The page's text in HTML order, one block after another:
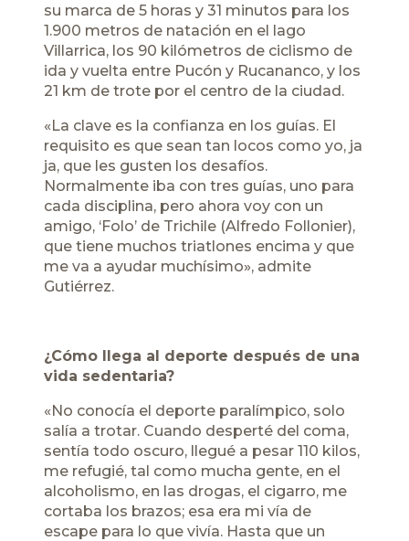
su marca de 5 horas y 31 minutos para los
1.900 metros de natación en el lago
Villarrica, los 90 kilómetros de ciclismo de
ida y vuelta entre Pucón y Rucananco, y los
21 km de trote por el centro de la ciudad.
«La clave es la confianza en los guías. El
requisito es que sean tan locos como yo, ja
ja, que les gusten los desafíos.
Normalmente iba con tres guías, uno para
cada disciplina, pero ahora voy con un
amigo, ‘Folo’ de Trichile (Alfredo Follonier),
que tiene muchos triatlones encima y que
me va a ayudar muchísimo», admite
Gutiérrez.
¿Cómo llega al deporte después de una
vida sedentaria?
«No conocía el deporte paralímpico, solo
salía a trotar. Cuando desperté del coma,
sentía todo oscuro, llegué a pesar 110 kilos,
me refugié, tal como mucha gente, en el
alcoholismo, en las drogas, el cigarro, me
cortaba los brazos; esa era mi vía de
escape para lo que vivía. Hasta que un